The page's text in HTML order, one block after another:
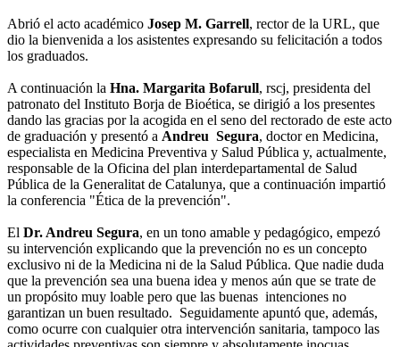
Abrió el acto académico Josep M. Garrell, rector de la URL, que
dio la bienvenida a los asistentes expresando su felicitación a todos
los graduados.
A continuación la Hna. Margarita Bofarull, rscj, presidenta del
patronato del Instituto Borja de Bioética, se dirigió a los presentes
dando las gracias por la acogida en el seno del rectorado de este acto
de graduación y presentó a Andreu Segura, doctor en Medicina,
especialista en Medicina Preventiva y Salud Pública y, actualmente,
responsable de la Oficina del plan interdepartamental de Salud
Pública de la Generalitat de Catalunya, que a continuación impartió
la conferencia "Ética de la prevención".
El Dr. Andreu Segura, en un tono amable y pedagógico, empezó
su intervención explicando que la prevención no es un concepto
exclusivo ni de la Medicina ni de la Salud Pública. Que nadie duda
que la prevención sea una buena idea y menos aún que se trate de
un propósito muy loable pero que las buenas intenciones no
garantizan un buen resultado. Seguidamente apuntó que, además,
como ocurre con cualquier otra intervención sanitaria, tampoco las